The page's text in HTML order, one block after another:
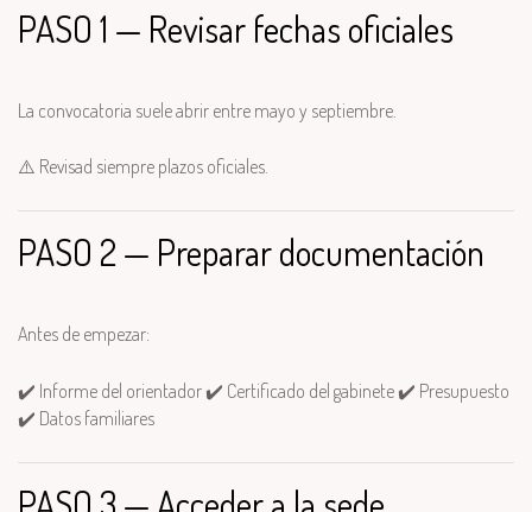
PASO 1 — Revisar fechas oficiales
La convocatoria suele abrir entre mayo y septiembre.
⚠️ Revisad siempre plazos oficiales.
PASO 2 — Preparar documentación
Antes de empezar:
✔️ Informe del orientador ✔️ Certificado del gabinete ✔️ Presupuesto
✔️ Datos familiares